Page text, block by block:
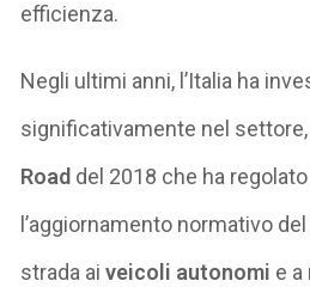
efficienza.
Negli ultimi anni, l’Italia ha
significativamente nel settore,
Road del 2018 che ha
l’aggiornamento normativo
strada aiveicoli autonomi e a